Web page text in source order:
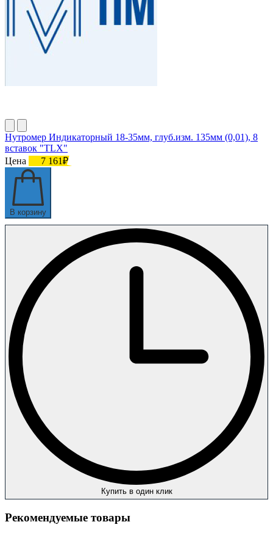
Нутромер Индикаторный 18-35мм, глуб.изм. 135мм (0,01), 8
вставок "TLX"
Цена
7 161₽
В корзину
Купить в один клик
Рекомендуемые товары